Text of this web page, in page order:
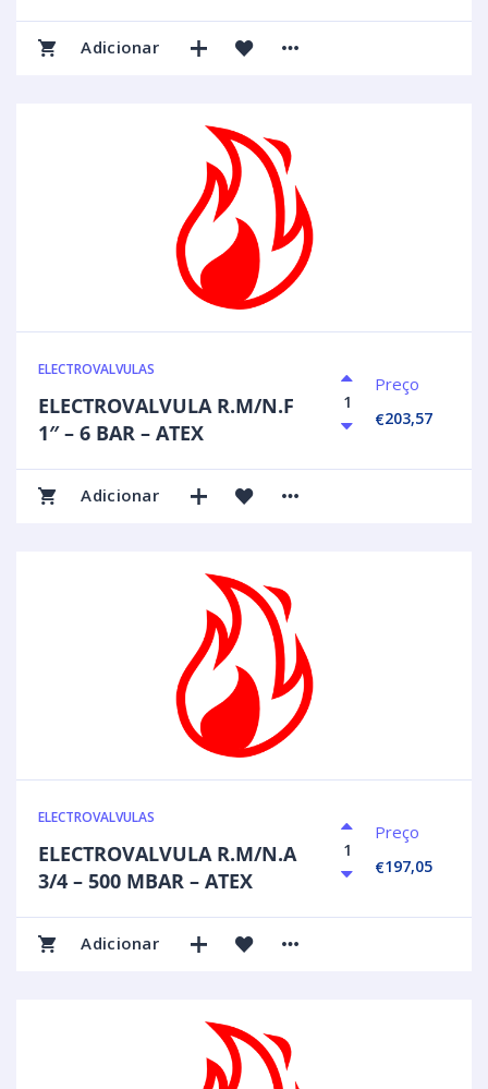
Adicionar
ELECTROVALVULAS
ELECTROVALVULA R.M/N.F
1″ – 6 BAR – ATEX
Preço
€203,57
Adicionar
ELECTROVALVULAS
ELECTROVALVULA R.M/N.A
3/4 – 500 MBAR – ATEX
Preço
€197,05
Adicionar